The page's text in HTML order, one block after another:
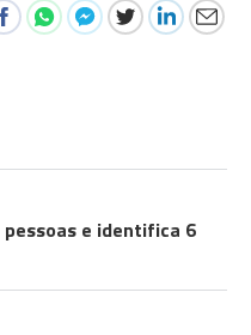
e identifica 6